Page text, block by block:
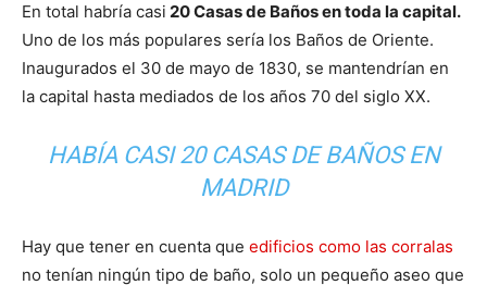
En total habría casi 20 Casas de Baños en toda la capital.
Uno de los más populares sería los Baños de Oriente.
Inaugurados el 30 de mayo de 1830, se mantendrían en
la capital hasta mediados de los años 70 del siglo XX.
HABÍA CASI 20 CASAS DE BAÑOS EN
MADRID
Hay que tener en cuenta que edificios como las corralas
no tenían ningún tipo de baño, solo un pequeño aseo que